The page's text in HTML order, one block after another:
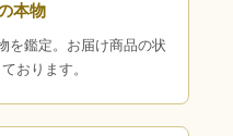
本物
を鑑定。お届け商品の状
おります。